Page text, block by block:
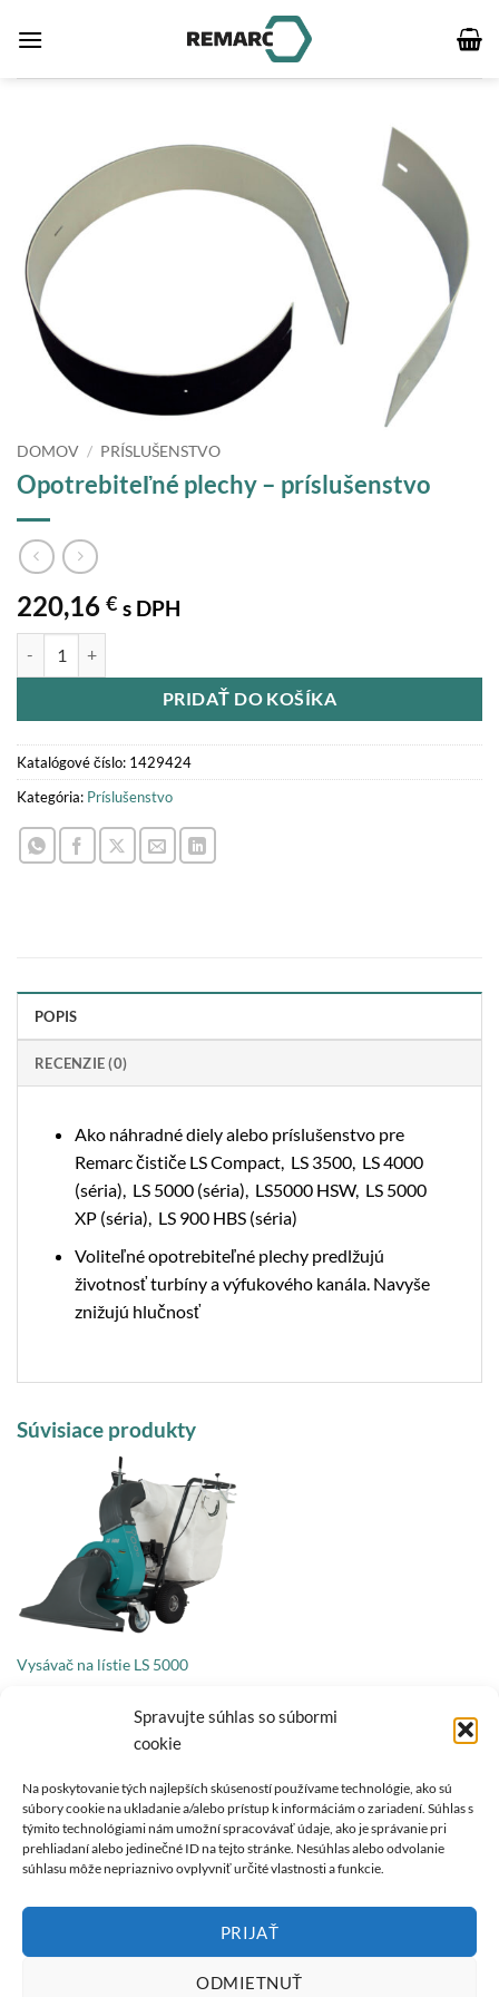
Spravujte súhlas so súbormi
cookie
Na poskytovanie tých najlepších skúseností používame technológie, ako sú
súbory cookie na ukladanie a/alebo prístup k informáciám o zariadení. Súhlas s
týmito technológiami nám umožní spracovávať údaje, ako je správanie pri
prehliadaní alebo jedinečné ID na tejto stránke. Nesúhlas alebo odvolanie
súhlasu môže nepriaznivo ovplyvniť určité vlastnosti a funkcie.
PRIJAŤ
ODMIETNUŤ
DOMOV / PRÍSLUŠENSTVO
Opotrebiteľné plechy – príslušenstvo
220,16 € s DPH
PRIDAŤ DO KOŠÍKA
Katalógové číslo: 1429424
Kategória: Príslušenstvo
POPIS
RECENZIE (0)
Ako náhradné diely alebo príslušenstvo pre
Remarc čističe LS Compact, LS 3500, LS 4000
(séria), LS 5000 (séria), LS5000 HSW, LS 5000
XP (séria), LS 900 HBS (séria)
Voliteľné opotrebiteľné plechy predlžujú
životnosť turbíny a výfukového kanála. Navyše
znižujú hlučnosť
Súvisiace produkty
Vysávač na lístie LS 5000
Honda GX 160 | 3,6 kW | 4,8 PS
O NÁS
REMARC je synonymom kvalitných produktových inovácií so